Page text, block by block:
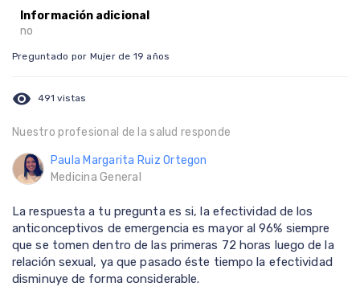
Información adicional
no
Preguntado por Mujer de 19 años
visibility 491 vistas
Nuestro profesional de la salud responde
Paula Margarita Ruiz Ortegon
Medicina General
La respuesta a tu pregunta es si, la efectividad de los
anticonceptivos de emergencia es mayor al 96% siempre
que se tomen dentro de las primeras 72 horas luego de la
relación sexual, ya que pasado éste tiempo la efectividad
disminuye de forma considerable.